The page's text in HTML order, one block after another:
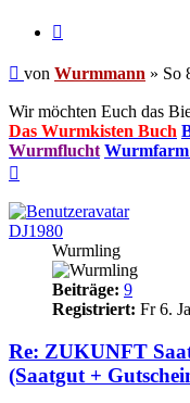
Beitrag
von Wurmmann » So
Wir möchten Euch das
Das Wurmkisten Buch
Wurmflucht Wurmfarm
DJ1980
Wurmling
Beiträge: 9
Registriert: Fr 6.
Re: ZUKUNFT
(Saatgut +